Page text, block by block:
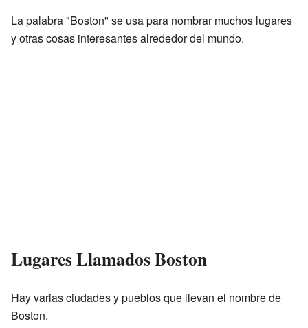
La palabra "Boston" se usa para nombrar muchos lugares
y otras cosas interesantes alrededor del mundo.
Lugares Llamados Boston
Hay varias ciudades y pueblos que llevan el nombre de
Boston.